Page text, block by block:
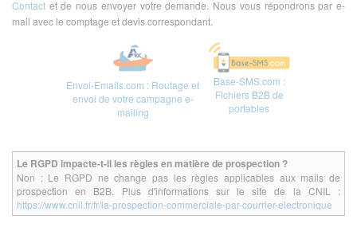
Contact et de nous envoyer votre demande. Nous vous répondrons par e-
mail avec le comptage et devis correspondant.
Envoi-Emails.com : Routage et
envoi de votre campagne e-
mailing
Base-SMS.com :
Fichiers B2B de
portables
Le RGPD impacte-t-il les règles en matière de prospection ?
Non : Le RGPD ne change pas les règles applicables aux mails de
prospection en B2B. Plus d'informations sur le site de la CNIL :
https://www.cnil.fr/fr/la-prospection-commerciale-par-courrier-electronique